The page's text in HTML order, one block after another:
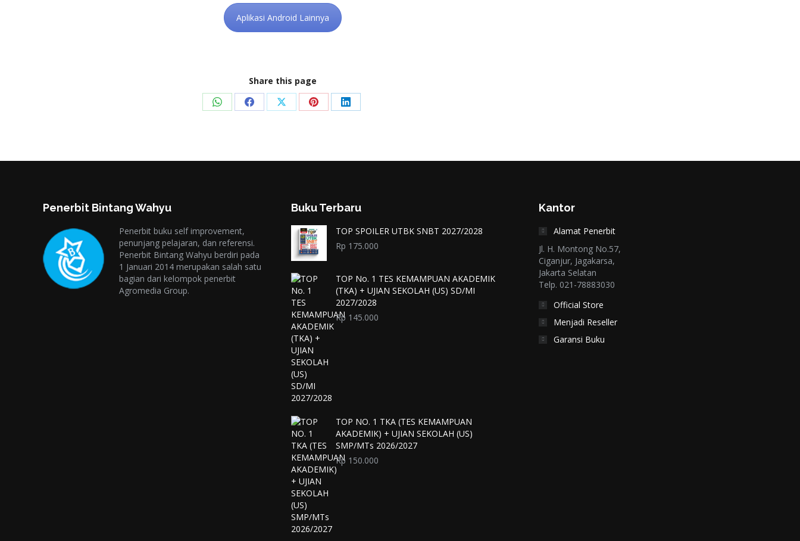
Aplikasi Android Lainnya
Share this page
Share Share Share Share Share
Penerbit Bintang Wahyu
Penerbit buku self improvement,
penunjang pelajaran, dan referensi.
Penerbit Bintang Wahyu berdiri pada
1 Januari 2014 merupakan salah satu
bagian dari kelompok penerbit
Agromedia Group.
Buku Terbaru
TOP SPOILER UTBK SNBT 2027/2028
Rp 175.000
TOP No. 1 TES KEMAMPUAN AKADEMIK
(TKA) + UJIAN SEKOLAH (US) SD/MI
2027/2028
Rp 145.000
TOP NO. 1 TKA (TES KEMAMPUAN
AKADEMIK) + UJIAN SEKOLAH (US)
SMP/MTs 2026/2027
Rp 150.000
Kantor
Alamat Penerbit
Jl. H. Montong No.57,
Ciganjur, Jagakarsa,
Jakarta Selatan
Telp. 021-78883030
Official Store
Menjadi Reseller
Garansi Buku